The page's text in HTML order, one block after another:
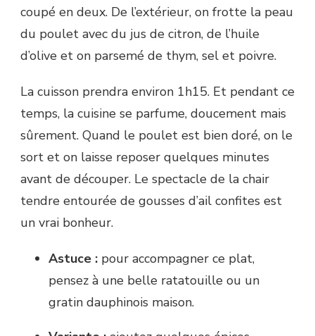
coupé en deux. De l’extérieur, on frotte la peau
du poulet avec du jus de citron, de l’huile
d’olive et on parsemé de thym, sel et poivre.
La cuisson prendra environ 1h15. Et pendant ce
temps, la cuisine se parfume, doucement mais
sûrement. Quand le poulet est bien doré, on le
sort et on laisse reposer quelques minutes
avant de découper. Le spectacle de la chair
tendre entourée de gousses d’ail confites est
un vrai bonheur.
Astuce : pour accompagner ce plat,
pensez à une belle ratatouille ou un
gratin dauphinois maison.